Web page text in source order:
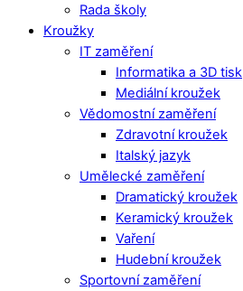
Rada školy
Kroužky
IT zaměření
Informatika a 3D tisk
Mediální kroužek
Vědomostní zaměření
Zdravotní kroužek
Italský jazyk
Umělecké zaměření
Dramatický kroužek
Keramický kroužek
Vaření
Hudební kroužek
Sportovní zaměření